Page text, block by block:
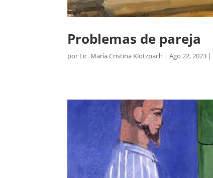
Problemas de pareja
por Lic. María Cristina Klotzpach |Ago 22, 2023 |